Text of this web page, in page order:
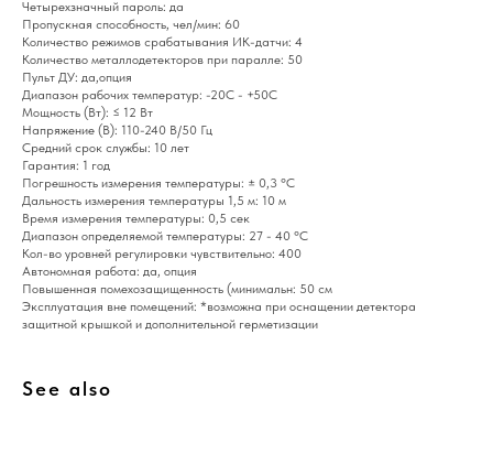
Home Catalog
Четырехзначный пароль: да
Пропускная способность, чел/мин: 60
Количество режимов срабатывания ИК-датчи: 4
Количество металлодетекторов при паралле: 50
Пульт ДУ: да,опция
Диапазон рабочих температур: -20С - +50С
Мощность (Вт): ≤ 12 Вт
Напряжение (В): 110-240 В/50 Гц
Средний срок службы: 10 лет
Гарантия: 1 год
Погрешность измерения температуры: ± 0,3 °C
Дальность измерения температуры 1,5 м: 10 м
Время измерения температуры: 0,5 сек
Диапазон определяемой температуры: 27 - 40 °C
Кол-во уровней регулировки чувствительно: 400
Автономная работа: да, опция
Повышенная помехозащищенность (минимальн: 50 см
Эксплуатация вне помещений: *возможна при оснащении детектора
защитной крышкой и дополнительной герметизации
See also